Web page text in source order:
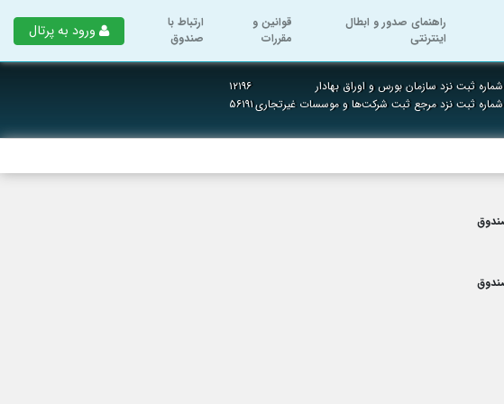
راهنمای صدور و ابطال
اینترنتی
قوانین و
مقررات
ارتباط با
صندوق
ورود به پرتال
شماره ثبت نزد سازمان بورس و اوراق بهادار
۱۲۱۹۶
شماره ثبت نزد مرجع ثبت شرکت‌ها و موسسات غیرتجاری۵۶۱۹۱